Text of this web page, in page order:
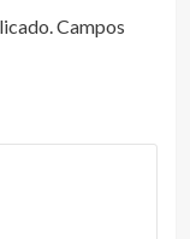
Campos